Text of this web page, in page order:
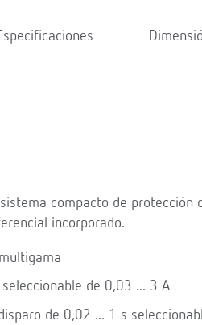
compacto de protección
incorporado.
seleccionable de 0,03 ... 3 A
de 0,02 ... 1 s